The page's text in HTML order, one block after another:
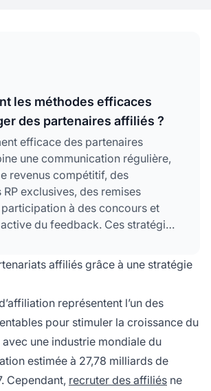
les méthodes efficaces
des partenaires affiliés ?
efficace des partenaires
une communication régulière,
revenus compétitif, des
exclusives, des remises
à des concours et
du feedback. Ces stratégies
créent des relations
bénéfiques à long terme qui
croissance durable.
affiliés grâce à une stratégie
représentent l’un des
pour stimuler la croissance du
avec une industrie mondiale du
estimée à 27,78 milliards de
Cependant, recruter des affiliés ne